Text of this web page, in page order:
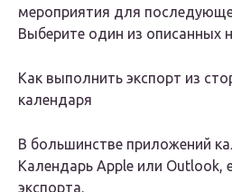
мероприятия для
Выберите один из описанных
Как выполнить экспорт из
календаря
В большинстве приложений
Календарь Apple или Outlook,
экспорта.